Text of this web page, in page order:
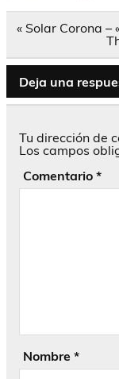
Navegación
« Solar Corona –
Deja una
Tu dirección de
Los campos
Comentario *
Nombre *